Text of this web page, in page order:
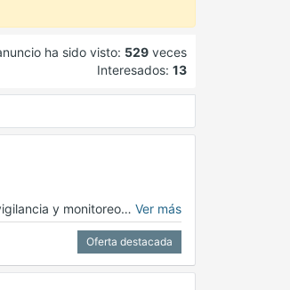
ha sido visto: 529 veces
Interesados: 13
y monitoreo… Ver más
Oferta destacada